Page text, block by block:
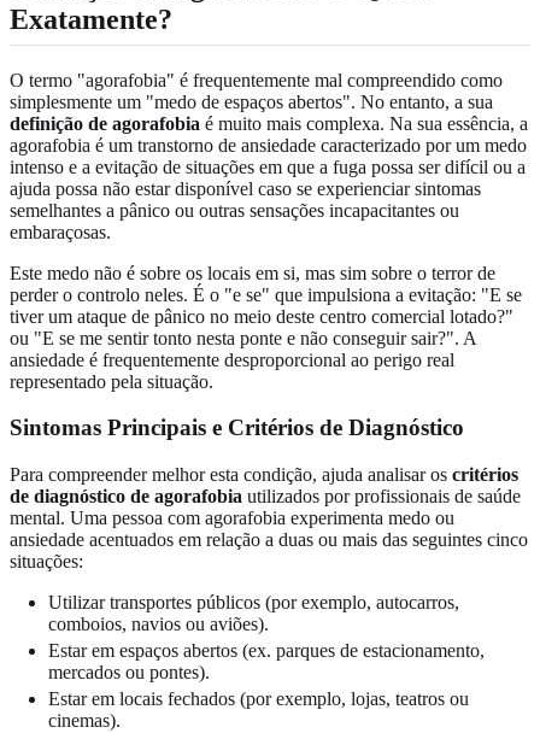
Exatamente?
O termo "agorafobia" é frequentemente mal compreendido como
simplesmente um "medo de espaços abertos". No entanto, a sua
definição de agorafobia é muito mais complexa. Na sua essência, a
agorafobia é um transtorno de ansiedade caracterizado por um medo
intenso e a evitação de situações em que a fuga possa ser difícil ou a
ajuda possa não estar disponível caso se experienciar sintomas
semelhantes a pânico ou outras sensações incapacitantes ou
embaraçosas.
Este medo não é sobre os locais em si, mas sim sobre o terror de
perder o controlo neles. É o "e se" que impulsiona a evitação: "E se
tiver um ataque de pânico no meio deste centro comercial lotado?"
ou "E se me sentir tonto nesta ponte e não conseguir sair?". A
ansiedade é frequentemente desproporcional ao perigo real
representado pela situação.
Sintomas Principais e Critérios de Diagnóstico
Para compreender melhor esta condição, ajuda analisar os critérios
de diagnóstico de agorafobia utilizados por profissionais de saúde
mental. Uma pessoa com agorafobia experimenta medo ou
ansiedade acentuados em relação a duas ou mais das seguintes cinco
situações:
Utilizar transportes públicos (por exemplo, autocarros,
comboios, navios ou aviões).
Estar em espaços abertos (ex. parques de estacionamento,
mercados ou pontes).
Estar em locais fechados (por exemplo, lojas, teatros ou
cinemas).